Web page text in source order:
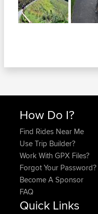
How Do I?
Find Rides Near Me
Use Trip Builder?
Work With GPX Files?
Forgot Your Password?
Become A Sponsor
FAQ
Quick Links